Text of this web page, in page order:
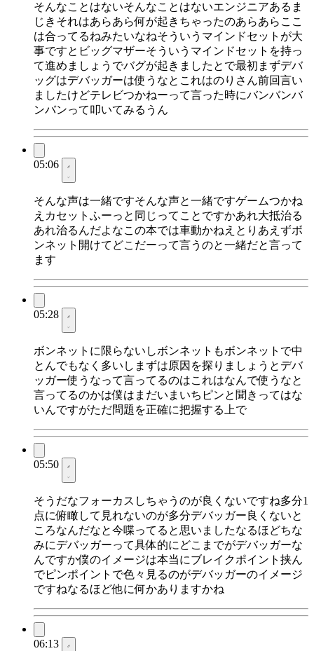
そんなことはないそんなことはないエンジニアあるま
じきそれはあらあら何が起きちゃったのあらあらここ
は合ってるねみたいなねそういうマインドセットが大
事ですとビッグマザーそういうマインドセットを持っ
て進めましょうでバグが起きましたとで最初まずデバ
ッグはデバッガーは使うなとこれはのりさん前回言い
ましたけどテレビつかねーって言った時にバンバンバ
ンバンって叩いてみるうん
05:06
そんな声は一緒ですそんな声と一緒ですゲームつかね
えカセットふーっと同じってことですかあれ大抵治る
あれ治るんだよなこの本では車動かねえとりあえずボ
ンネット開けてどこだーって言うのと一緒だと言って
ます
05:28
ボンネットに限らないしボンネットもボンネットで中
とんでもなく多いしまずは原因を探りましょうとデバ
ッガー使うなって言ってるのはこれはなんで使うなと
言ってるのかは僕はまだいまいちピンと聞きってはな
いんですがただ問題を正確に把握する上で
05:50
そうだなフォーカスしちゃうのが良くないですね多分1
点に俯瞰して見れないのが多分デバッガー良くないと
ころなんだなと今喋ってると思いましたなるほどちな
みにデバッガーって具体的にどこまでがデバッガーな
んですか僕のイメージは本当にブレイクポイント挟ん
でピンポイントで色々見るのがデバッガーのイメージ
ですねなるほど他に何かありますかね
06:13